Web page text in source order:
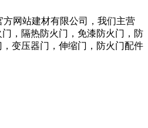
网站建材有限公司，我们主营
，隔热防火门，免漆防火门，防
变压器门，伸缩门，防火门配件